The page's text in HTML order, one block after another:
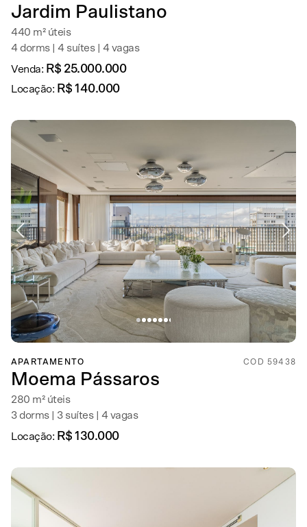
Jardim Paulistano
440 m² úteis
4 dorms | 4 suítes | 4 vagas
Venda: R$ 25.000.000
Locação: R$ 140.000
APARTAMENTO COD 59438
Moema Pássaros
280 m² úteis
3 dorms | 3 suítes | 4 vagas
Locação: R$ 130.000